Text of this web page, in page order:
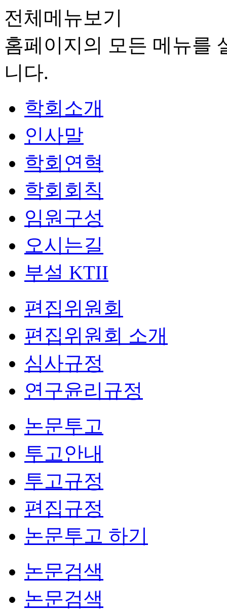
전체메뉴보기
홈페이지의 모든 메뉴를
니다.
학회소개
인사말
학회연혁
학회회칙
임원구성
오시는길
부설 KTII
편집위원회
편집위원회 소개
심사규정
연구윤리규정
논문투고
투고안내
투고규정
편집규정
논문투고 하기
논문검색
논문검색